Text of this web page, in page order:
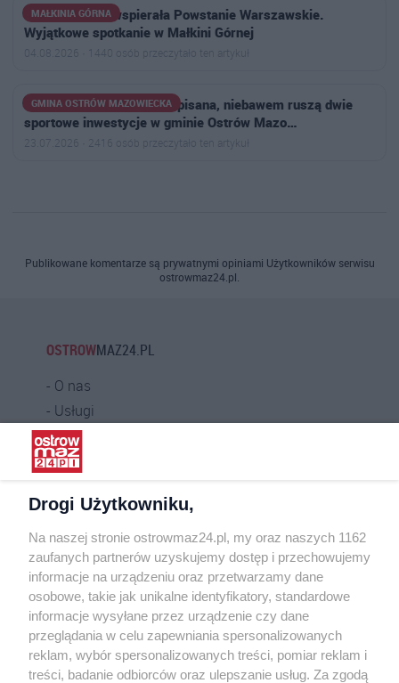
MAŁKINIA GÓRNA
Jako 15-latka wspierała Powstanie Warszawskie.
Wyjątkowe spotkanie w Małkini Górnej
04.08.2026 · 1440 osób przeczytało ten artykuł
GMINA OSTRÓW MAZOWIECKA
Umowa z wykonawcą podpisana, niebawem ruszą dwie
sportowe inwestycje w gminie Ostrów Mazo…
23.07.2026 · 2416 osób przeczytało ten artykuł
Publikowane komentarze są prywatnymi opiniami Użytkowników serwisu
ostrowmaz24.pl.
OSTROWMAZ24.PL
O nas
Usługi
Praca
Warunki korzystania
Kontakt
INFORMATOR
Bankomaty
Msze święte
Nocna pomoc lekarska
Taxi
Drogi Użytkowniku,
Na naszej stronie ostrowmaz24.pl, my oraz naszych 1162
zaufanych partnerów uzyskujemy dostęp i przechowujemy
informacje na urządzeniu oraz przetwarzamy dane
osobowe, takie jak unikalne identyfikatory, standardowe
informacje wysyłane przez urządzenie czy dane
przeglądania w celu zapewniania spersonalizowanych
reklam, wybór spersonalizowanych treści, pomiar reklam i
treści, badanie odbiorców oraz ulepszanie usług. Za zgodą